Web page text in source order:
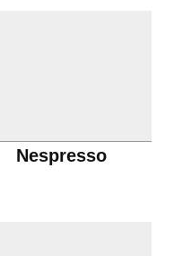
Nespresso